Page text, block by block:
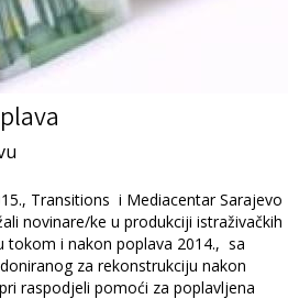
Transitions i Mediacentar Sarajevo
novinare/ke u produkciji istraživačkih
i nakon poplava 2014., sa
za rekonstrukciju nakon
raspodjeli pomoći za poplavljena